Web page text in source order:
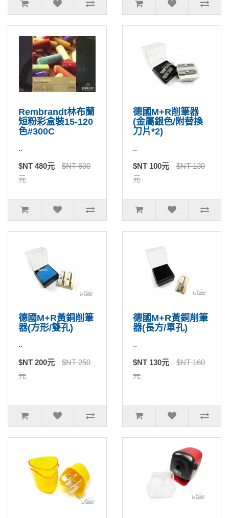
Rembrandt林布蘭
短粉彩盒裝15-120
色#300C
..
$NT 480元
$NT 600
元
德國M+R削筆器
(金屬銀色/附替換
刀片*2)
..
$NT 100元
$NT 130
元
德國M+R黃銅削筆
器(方形/雙孔)
..
$NT 200元
$NT 250
元
德國M+R黃銅削筆
器(長方/單孔)
..
$NT 130元
$NT 160
元